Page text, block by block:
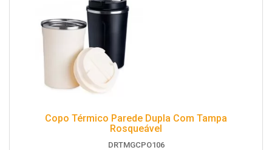
Copo Térmico Parede Dupla Com Tampa
Rosqueável
DRTMGCPO106